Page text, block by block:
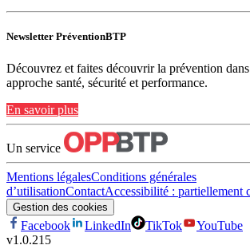
Newsletter PréventionBTP
Découvrez et faites découvrir la prévention
approche santé, sécurité et performance.
En savoir plus
Un service
Mentions légalesConditions générales
d’utilisationContactAccessibilité : partiellement
Gestion des cookies
Facebook LinkedIn TikTok
YouTube
v1.0.215